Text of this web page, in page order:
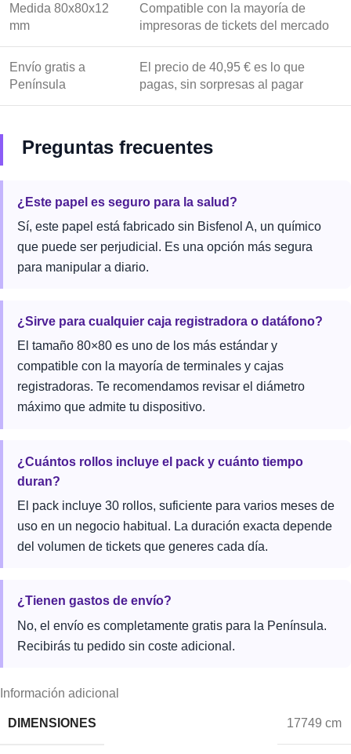
Medida 80x80x12
mm
Compatible con la mayoría de
impresoras de tickets del mercado
Envío gratis a
Península
El precio de 40,95 € es lo que
pagas, sin sorpresas al pagar
Preguntas frecuentes
¿Este papel es seguro para la salud?
Sí, este papel está fabricado sin Bisfenol A, un químico
que puede ser perjudicial. Es una opción más segura
para manipular a diario.
¿Sirve para cualquier caja registradora o datáfono?
El tamaño 80×80 es uno de los más estándar y
compatible con la mayoría de terminales y cajas
registradoras. Te recomendamos revisar el diámetro
máximo que admite tu dispositivo.
¿Cuántos rollos incluye el pack y cuánto tiempo
duran?
El pack incluye 30 rollos, suficiente para varios meses de
uso en un negocio habitual. La duración exacta depende
del volumen de tickets que generes cada día.
¿Tienen gastos de envío?
No, el envío es completamente gratis para la Península.
Recibirás tu pedido sin coste adicional.
Información adicional
DIMENSIONES 17749 cm